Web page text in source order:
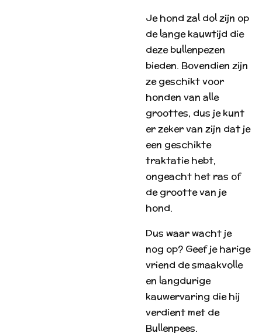
Je hond zal dol zijn op
de lange kauwtijd die
deze bullenpezen
bieden. Bovendien zijn
ze geschikt voor
honden van alle
groottes, dus je kunt
er zeker van zijn dat je
een geschikte
traktatie hebt,
ongeacht het ras of
de grootte van je
hond.
Dus waar wacht je
nog op? Geef je harige
vriend de smaakvolle
en langdurige
kauwervaring die hij
verdient met de
Bullenpees.